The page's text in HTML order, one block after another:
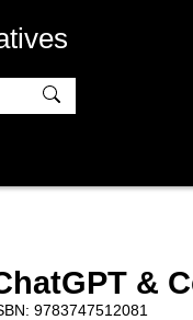
&
9783747512081